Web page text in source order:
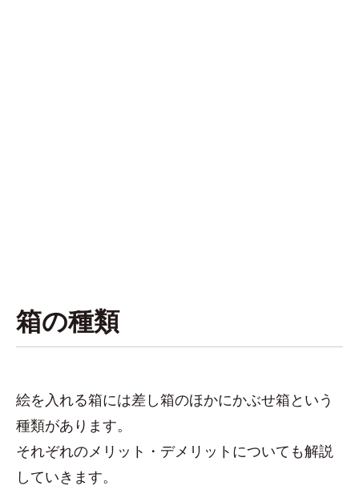
箱の種類
絵を入れる箱には差し箱のほかにかぶせ箱という
種類があります。
それぞれのメリット・デメリットについても解説
していきます。